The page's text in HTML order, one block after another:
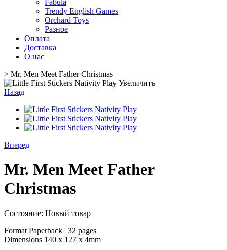
Fabula
Trendy English Games
Orchard Toys
Разное
Оплата
Доставка
О нас
> Mr. Men Meet Father Christmas
Увеличить
Назад
Вперед
Mr. Men Meet Father
Christmas
Состояние: Новый товар
Format Paperback | 32 pages
Dimensions 140 x 127 x 4mm